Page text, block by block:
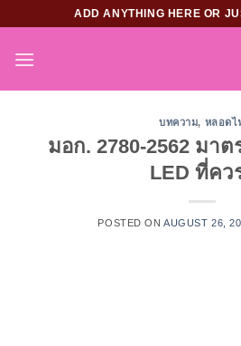
content
ADD ANYTHING HERE OR
บทความ, หลอดไ
มอก. 2780-2562 มา
LED ที่คว
POSTED ONAUGUST 26,